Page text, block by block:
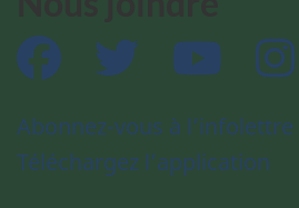
Facebook Twitter YouTube
Abonnez-vous à l’infolettre
Téléchargez l’application